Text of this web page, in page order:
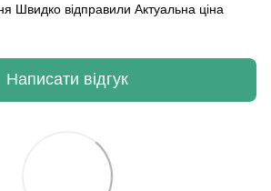
Швидко відправили Актуальна ціна
Написати відгук